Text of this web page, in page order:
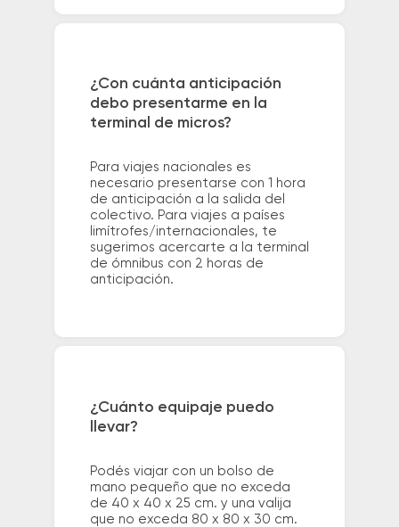
¿Con cuánta anticipación
debo presentarme en la
terminal de micros?
Para viajes nacionales es
necesario presentarse con 1 hora
de anticipación a la salida del
colectivo. Para viajes a países
limítrofes/internacionales, te
sugerimos acercarte a la terminal
de ómnibus con 2 horas de
anticipación.
¿Cuánto equipaje puedo
llevar?
Podés viajar con un bolso de
mano pequeño que no exceda
de 40 x 40 x 25 cm. y una valija
que no exceda 80 x 80 x 30 cm.